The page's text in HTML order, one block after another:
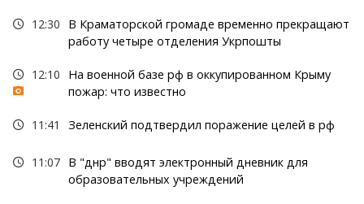
12:30
В Краматорской громаде временно прекращают
работу четыре отделения Укрпошты
12:10
На военной базе рф в оккупированном Крыму
пожар: что известно
11:41 Зеленский подтвердил поражение целей в рф
11:07 В "днр" вводят электронный дневник для
образовательных учреждений